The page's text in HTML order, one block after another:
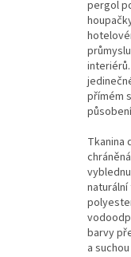
pergol
přímém
Tkanina
naturální
barvy
a